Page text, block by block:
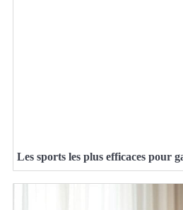
Les sports les plus efficaces pour